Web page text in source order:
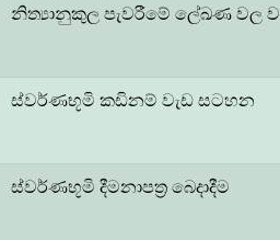
නිත්‍යානුකුල පැවරීමේ ලේඛණ වල
ස්වර්ණභූමි කඩිනම් වැඩ සටහන
ස්වර්ණභූමි දීමනාපත්‍ර බෙදාදීම